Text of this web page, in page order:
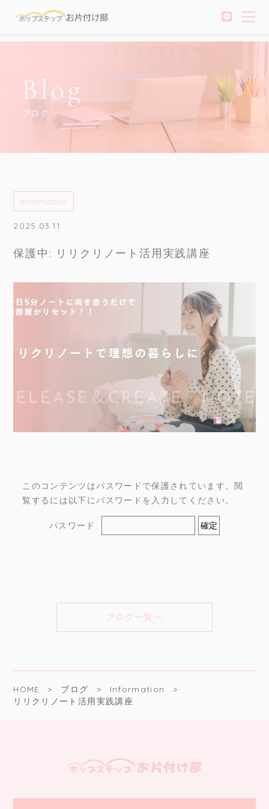
Blog
ブログ
Information
2025.03.11
保護中: リリクリノート活用実践講座
このコンテンツはパスワードで保護されています。閲
覧するには以下にパスワードを入力してください。
パスワード:
ブログ一覧へ
HOME ブログ
Information
リリクリノート活用実践講座